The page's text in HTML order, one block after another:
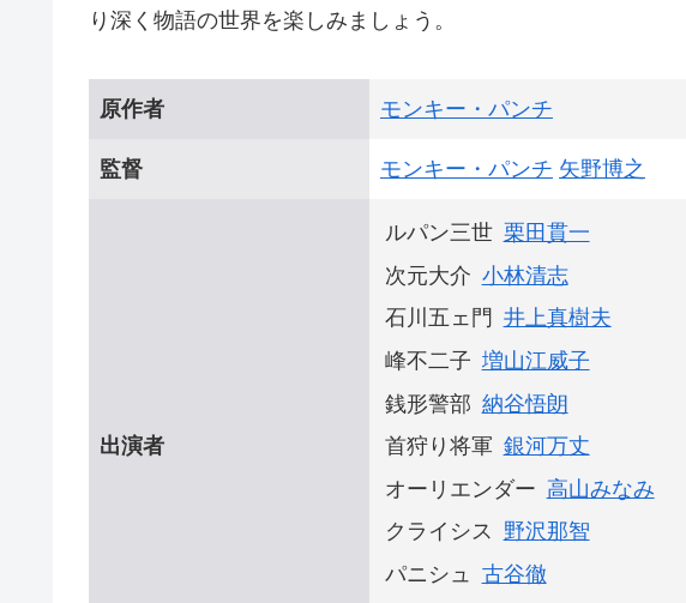
り深く物語の世界を楽しみましょう。
原作者 モンキー・パンチ
監督 モンキー・パンチ 矢野博之
出演者
ルパン三世 栗田貫一
次元大介 小林清志
石川五ェ門 井上真樹夫
峰不二子 増山江威子
銭形警部 納谷悟朗
首狩り将軍 銀河万丈
オーリエンダー 高山みなみ
クライシス 野沢那智
パニシュ
古谷徹